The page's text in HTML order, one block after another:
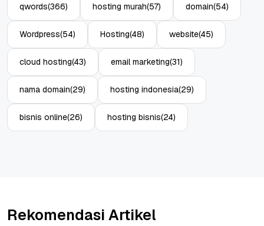
qwords(366) hosting murah(57) domain(54)
Wordpress(54) Hosting(48) website(45)
cloud hosting(43) email marketing(31)
nama domain(29) hosting indonesia(29)
bisnis online(26) hosting bisnis(24)
Rekomendasi Artikel